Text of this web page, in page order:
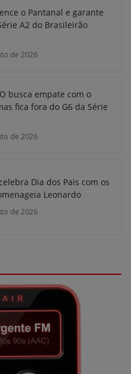
o Pantanal e garante
A2 do Brasileirão
de 2026
busca empate com o
fica fora do G6 da Série
de 2026
Dia dos Pais com os
Leonardo
de 2026